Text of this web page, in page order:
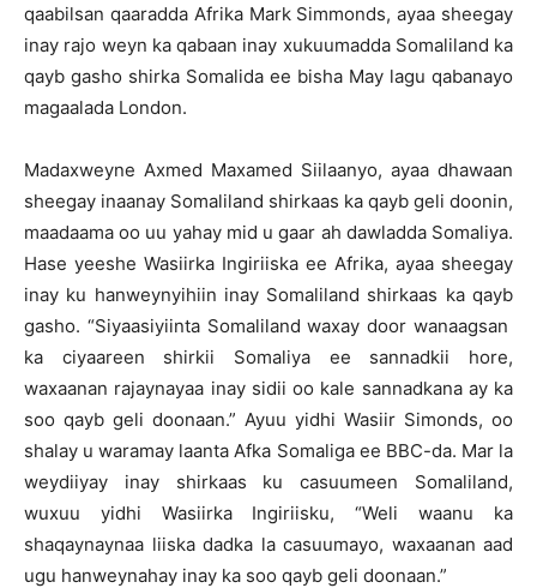
qaabilsan qaaradda Afrika Mark Simmonds, ayaa sheegay
inay rajo weyn ka qabaan inay xukuumadda Somaliland ka
qayb gasho shirka Somalida ee bisha May lagu qabanayo
magaalada London.
Madaxweyne Axmed Maxamed Siilaanyo, ayaa dhawaan
sheegay inaanay Somaliland shirkaas ka qayb geli doonin,
maadaama oo uu yahay mid u gaar ah dawladda Somaliya.
Hase yeeshe Wasiirka Ingiriiska ee Afrika, ayaa sheegay
inay ku hanweynyihiin inay Somaliland shirkaas ka qayb
gasho. “Siyaasiyiinta Somaliland waxay door wanaagsan
ka ciyaareen shirkii Somaliya ee sannadkii hore,
waxaanan rajaynayaa inay sidii oo kale sannadkana ay ka
soo qayb geli doonaan.” Ayuu yidhi Wasiir Simonds, oo
shalay u waramay laanta Afka Somaliga ee BBC-da. Mar la
weydiiyay inay shirkaas ku casuumeen Somaliland,
wuxuu yidhi Wasiirka Ingiriisku, “Weli waanu ka
shaqaynaynaa liiska dadka la casuumayo, waxaanan aad
ugu hanweynahay inay ka soo qayb geli doonaan.”